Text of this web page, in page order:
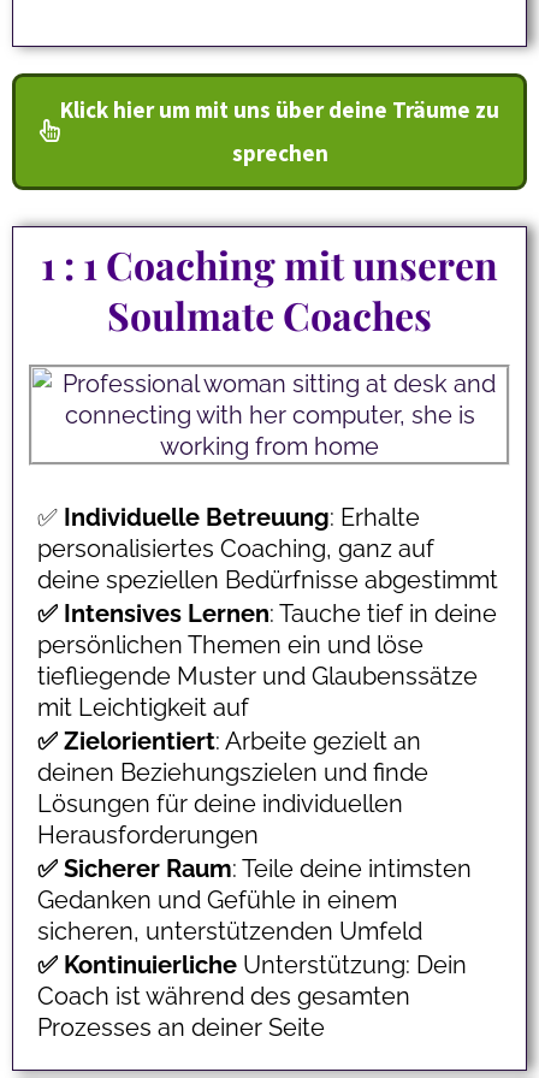
Klick hier um mit uns über deine Träume zu
sprechen
1 : 1 Coaching mit unseren
Soulmate Coaches
✅ Individuelle Betreuung: Erhalte
personalisiertes Coaching, ganz auf
deine speziellen Bedürfnisse abgestimmt
✅ Intensives Lernen: Tauche tief in deine
persönlichen Themen ein und löse
tiefliegende Muster und Glaubenssätze
mit Leichtigkeit auf
✅ Zielorientiert: Arbeite gezielt an
deinen Beziehungszielen und finde
Lösungen für deine individuellen
Herausforderungen
✅ Sicherer Raum: Teile deine intimsten
Gedanken und Gefühle in einem
sicheren, unterstützenden Umfeld
✅ Kontinuierliche Unterstützung: Dein
Coach ist während des gesamten
Prozesses an deiner Seite